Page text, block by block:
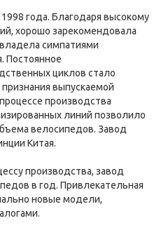
года. Благодаря высокому
хорошо зарекомендовала
симпатиями
Постоянное
циклов стало
выпускаемой
производства
линий позволило
велосипедов. Завод
Китая.
производства, завод
в год. Привлекательная
новые модели,